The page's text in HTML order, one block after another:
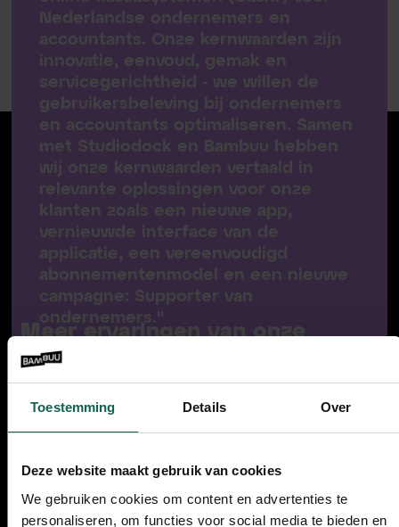
Toestemming Details Over
Deze website maakt gebruik van cookies
We gebruiken cookies om content en advertenties te
personaliseren, om functies voor social media te bieden en
Nederlandse ondernemers en
accountants. Onze kernwaarden zijn
innovatie, eenvoud, gemak en
servicegerichtheid - we willen de
gebruikersbeleving bij ondernemers
en accountants optimaliseren. Samen
met Studiodock en Bambuu hebben
wij onze kernwaarden vertaald in
relevante oplossingen voor onze
klanten zoals een nieuwe app,
vernieuwde interface van de
applicatie, een vereenvoudigd
abonnementenmodel en een nieuwe
campagne: Supporter van
ondernemers."
Algemeen Directeur
Meer ervaringen van onze
opdrachtgevers.